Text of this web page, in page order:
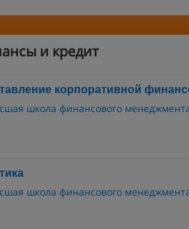
и кредит
корпоративной
школа финансового
школа финансового